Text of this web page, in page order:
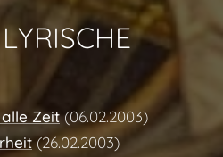
Zeit(06.02.2003)
(26.02.2003)